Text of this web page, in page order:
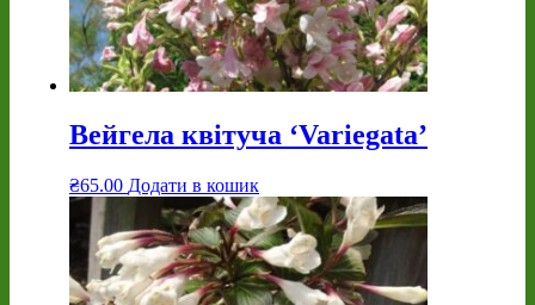
Вейгела квітуча ‘Variegata’
₴65.00 Додати в кошик